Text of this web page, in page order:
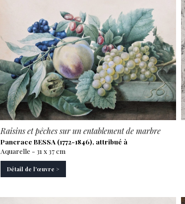
Raisins et pêches sur un entablement de marbre
Pancrace BESSA (1772-1846), attribué à
Aquarelle - 31 x 37 cm
Détail de l'œuvre >